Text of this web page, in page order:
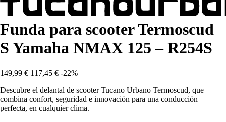
Funda para scooter Termoscud
S Yamaha NMAX 125 – R254S
149,99 € 117,45 € -22%
Descubre el delantal de scooter Tucano Urbano Termoscud, que
combina confort, seguridad e innovación para una conducción
perfecta, en cualquier clima.